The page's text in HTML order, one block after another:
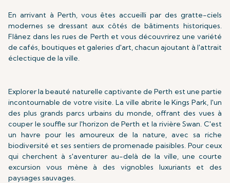
En arrivant à Perth, vous êtes accueilli par des gratte-ciels
modernes se dressant aux côtés de bâtiments historiques.
Flânez dans les rues de Perth et vous découvrirez une variété
de cafés, boutiques et galeries d'art, chacun ajoutant à l'attrait
éclectique de la ville.
Explorer la beauté naturelle captivante de Perth est une partie
incontournable de votre visite. La ville abrite le Kings Park, l'un
des plus grands parcs urbains du monde, offrant des vues à
couper le souffle sur l'horizon de Perth et la rivière Swan. C'est
un havre pour les amoureux de la nature, avec sa riche
biodiversité et ses sentiers de promenade paisibles. Pour ceux
qui cherchent à s'aventurer au-delà de la ville, une courte
excursion vous mène à des vignobles luxuriants et des
paysages sauvages.